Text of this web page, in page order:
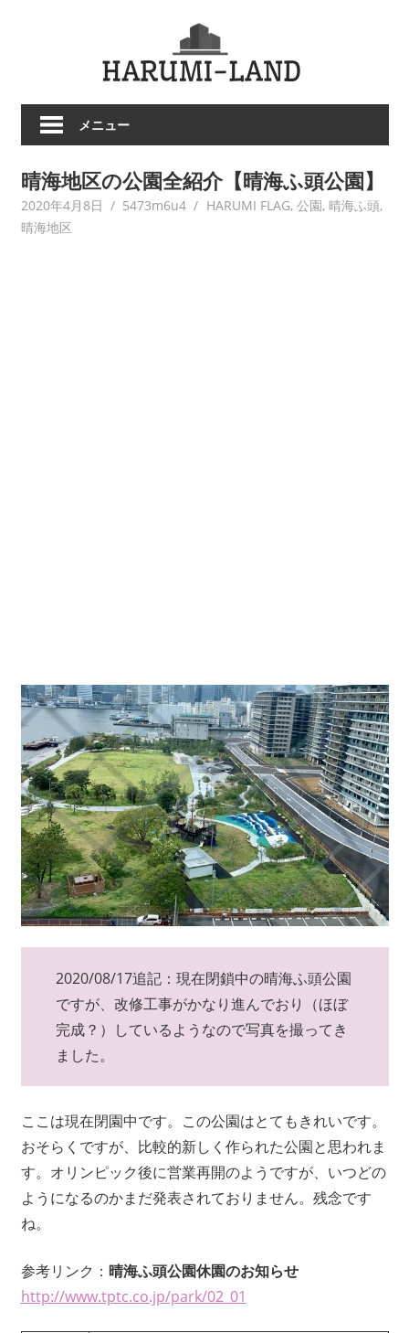
メニュー
晴海地区の公園全紹介【晴海ふ頭公園】
2020年4月8日 5473m6u4 HARUMI FLAG, 公園, 晴海ふ頭,
晴海地区
2020/08/17追記：現在閉鎖中の晴海ふ頭公園
ですが、改修工事がかなり進んでおり（ほぼ
完成？）しているようなので写真を撮ってき
ました。
ここは現在閉園中です。この公園はとてもきれいです。
おそらくですが、比較的新しく作られた公園と思われま
す。オリンピック後に営業再開のようですが、いつどの
ようになるのかまだ発表されておりません。残念です
ね。
参考リンク： 晴海ふ頭公園休園のお知らせ
http://www.tptc.co.jp/park/02_01